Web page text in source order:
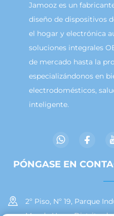
Jamooz es un
diseño de dispositivos
el hogar y electrónica
soluciones integrales
de mercado hasta la
especializándonos en
electrodomésticos,
inteligente.
PÓNGASE EN
2º Piso, Nº 19, Parque